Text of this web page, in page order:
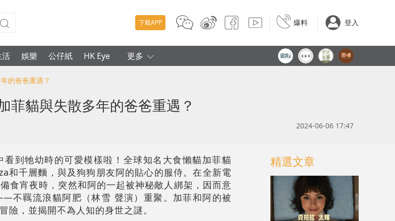
下載APP 爆料 登入
活 娛樂 公仔紙 HK Eye 更多
的爸爸重遇？
菲貓與失散多年的爸爸重遇？
2024-06-06 17:47
到牠幼時的可愛模樣啦！全球知名大食懶貓加菲貓
和千層麵，與及狗狗朋友阿的貼心的服侍。在全新電
食宵夜時，突然和阿的一起被神秘敵人綁架，因而意
不羈流浪貓阿肥（林雪 聲演）重聚。加菲和阿的被
險，並揭開不為人知的身世之謎。
精選文章